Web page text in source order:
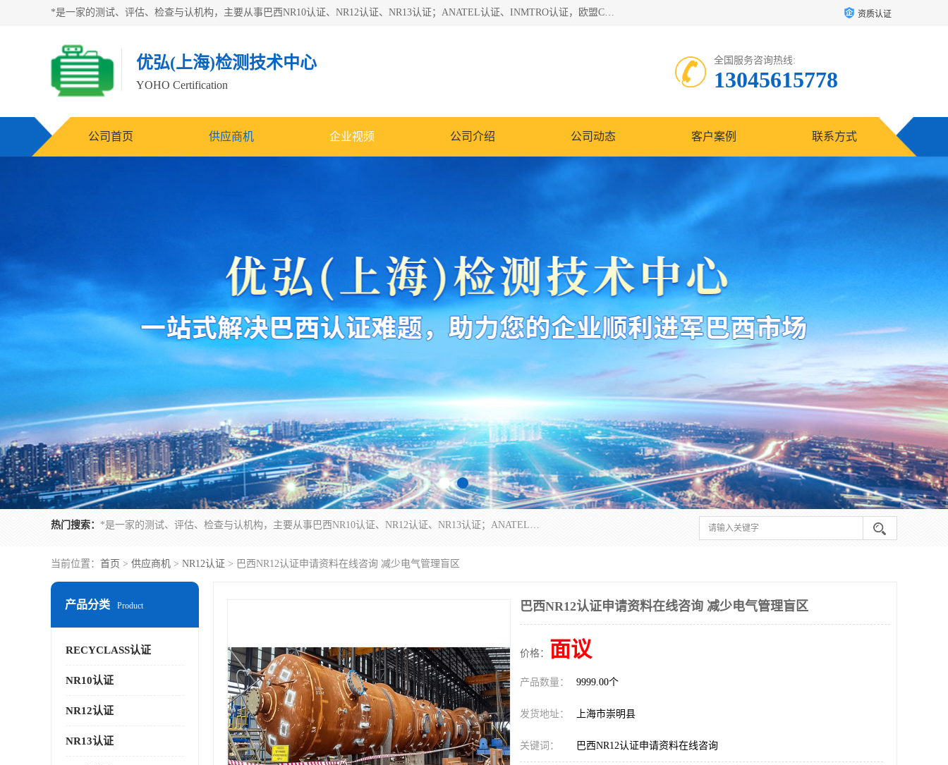
*是一家的测试、评估、检查与认机构，主要从事巴西NR10认证、NR12认证、NR13认证；ANATEL认证、INMTRO认证，欧盟CE认证：MD认证，PED认证，MID认证，ATEX认证，德国蓝色天使认证。 资质认证
优弘(上海)检测技术中心
YOHO Certification
全国服务咨询热线:
13045615778
公司首页 供应商机 企业视频 公司介绍 公司动态 客户案例 联系方式
热门搜索： *是一家的测试、评估、检查与认机构，主要从事巴西NR10认证、NR12认证、NR13认证；ANATEL认证、INMTRO认证，欧盟CE认证：MD认证，PED认证，MID认证，ATEX认证，德国蓝色天使认证。
当前位置： 首页 > 供应商机 > NR12认证 > 巴西NR12认证申请资料在线咨询 减少电气管理盲区
产品分类 Product
RECYCLASS认证
NR10认证
NR12认证
NR13认证
巴西NR12认证申请资料在线咨询 减少电气管理盲区
价格： 面议
产品数量： 9999.00个
发货地址： 上海市崇明县
关键词： 巴西NR12认证申请资料在线咨询